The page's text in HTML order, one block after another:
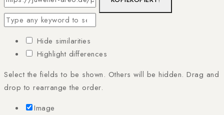
Hide similarities
Highlight differences
Select the fields to be shown. Others will be hidden. Drag and
drop to rearrange the order.
Image